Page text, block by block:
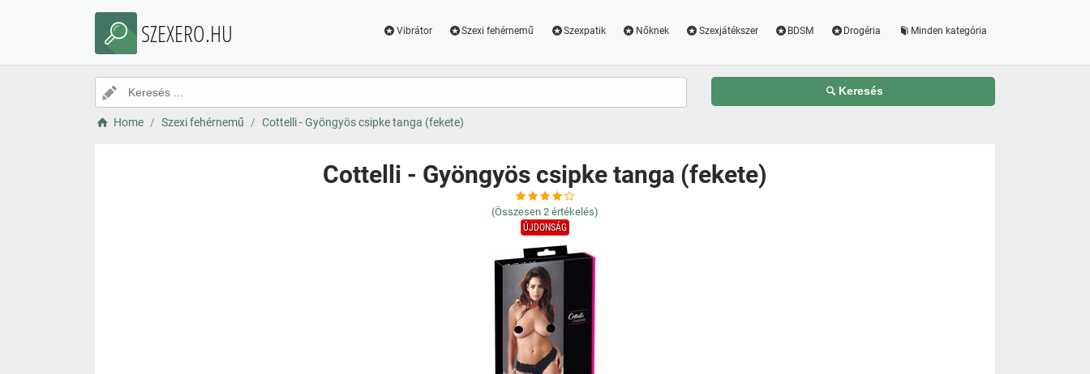
SZEXERO.HU Vibrátor Szexi fehérnemű Szexpatik Nőknek Szexjátékszer BDSM Drogéria Minden kategória
Keresés
Home Szexi fehérnemű Cottelli - Gyöngyös csipke tanga (fekete)
Cottelli - Gyöngyös csipke tanga (fekete)
(Összesen 2 értékelés)
ÚJDONSÁG